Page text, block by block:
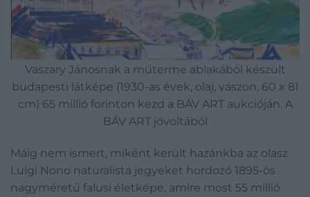
Vaszary Jánosnak a műterme ablakából készült
budapesti látképe (1930-as évek, olaj, vászon, 60 x 81
cm) 65 millió forinton kezd a BÁV ART aukcióján. A
BÁV ART jóvoltából
Máig nem ismert, miként került hazánkba az olasz
Luigi Nono naturalista jegyeket hordozó 1895-ös
nagyméretű falusi életképe, amire most 55 millió